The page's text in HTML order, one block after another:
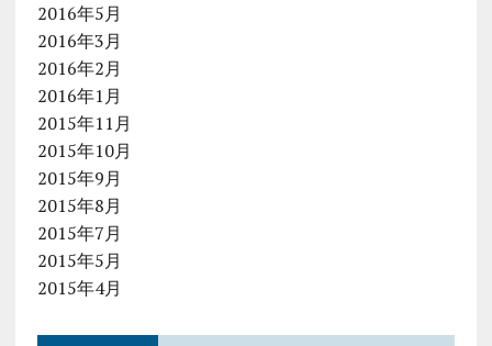
2016年5月
2016年3月
2016年2月
2016年1月
2015年11月
2015年10月
2015年9月
2015年8月
2015年7月
2015年5月
2015年4月